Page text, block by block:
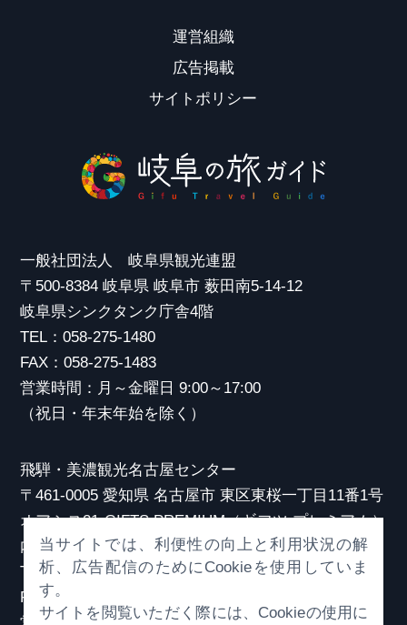
運営組織
広告掲載
サイトポリシー
一般社団法人 岐阜県観光連盟
〒500-8384 岐阜県 岐阜市 薮田南5-14-12
岐阜県シンクタンク庁舎4階
TEL：058-275-1480
FAX：058-275-1483
営業時間：月～金曜日 9:00～17:00
（祝日・年末年始を除く）
飛騨・美濃観光名古屋センター
〒461-0005 愛知県 名古屋市 東区東桜一丁目11番1号
オアシス21 GIFTS PREMIUM（ギフツ プレミアム）
内
TEL：052-253-6185
FAX：052-253-6186
当サイトでは、利便性の向上と利用状況の解
析、広告配信のためにCookieを使用していま
す。
サイトを閲覧いただく際には、Cookieの使用に